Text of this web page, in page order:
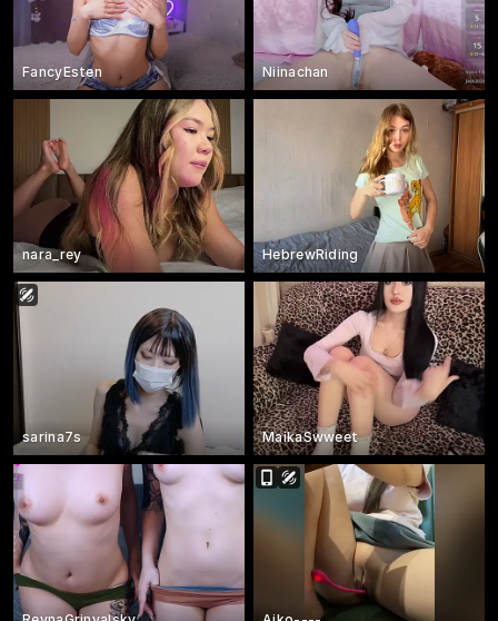
FancyEsten Niinachan
nara_rey HebrewRiding
sarina7s MaikaSwweet